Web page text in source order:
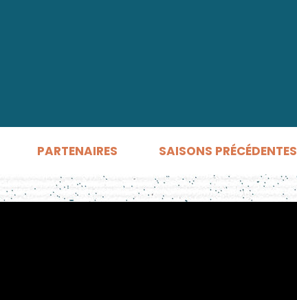
PARTENAIRES SAISONS PRÉCÉDENTES